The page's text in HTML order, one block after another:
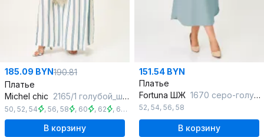
185.09 BYN190.81
Платье
Michel chic 2165/1 голубой_штрих
50, 52, 54 , 56, 58 , 60 , 62 , 64 66
В корзину
151.54 BYN
Платье
Fortuna ШЖ 1670 серо-голубой
52, 54, 56, 58
В корзину